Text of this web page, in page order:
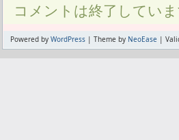
コメントは終了していま
Powered by WordPress | Theme by NeoEase |